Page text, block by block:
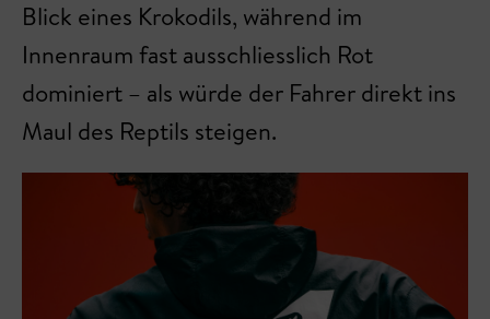
Blick eines Krokodils, während im
Innenraum fast ausschliesslich Rot
dominiert – als würde der Fahrer direkt ins
Maul des Reptils steigen.